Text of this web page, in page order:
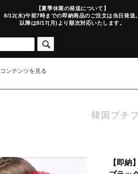
【夏季休業の発送について】
8/12(水)午前7時までの即納商品のご注文は当日発送。
以降は8/17(月)より順次対応いたします。
コンテンツを見る
韓国プチ
【即納